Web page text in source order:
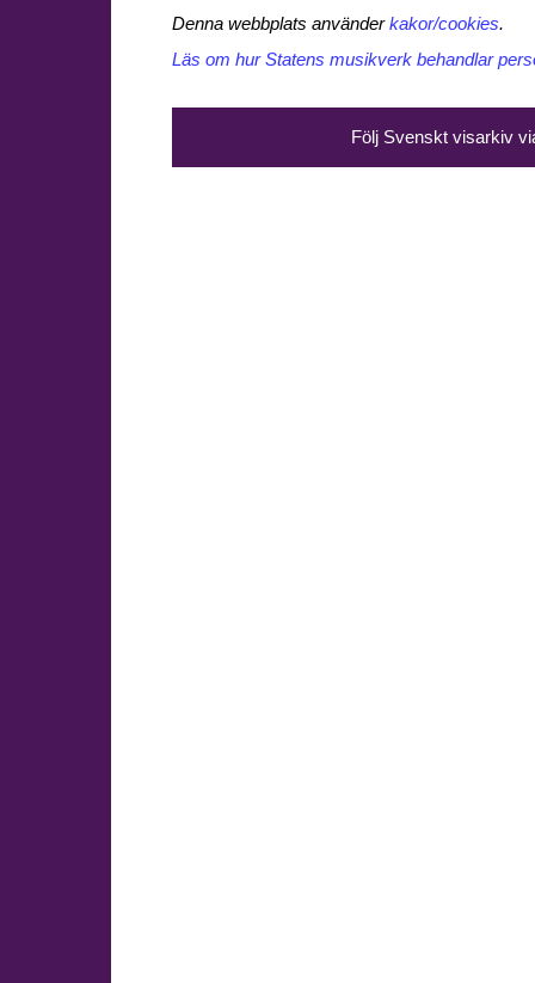
Denna webbplats använderkakor/cookies.
Läs om hur Statens musikverk behandlar
Följ Svenskt visarkiv